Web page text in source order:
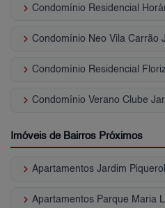
keyboard_arrow_right
keyboard_arrow_right Condomínio Neo Vila Carrão
keyboard_arrow_right
keyboard_arrow_right Condomínio Verano Clube
Imóveis de Bairros Próximos
keyboard_arrow_right Apartamentos Jardim
keyboard_arrow_right Apartamentos Parque Maria